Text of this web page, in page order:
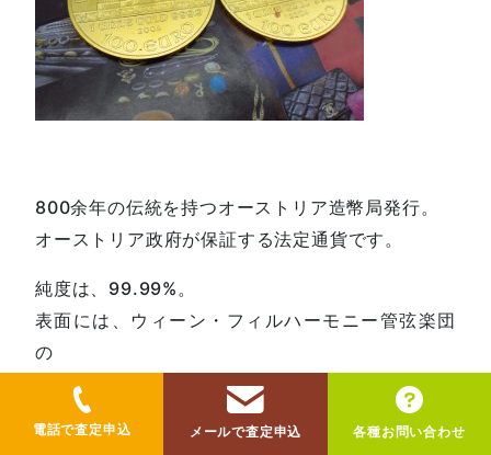
800余年の伝統を持つオーストリア造幣局発行。
オーストリア政府が保証する法定通貨です。
純度は、99.99%。
表面には、ウィーン・フィルハーモニー管弦楽団
の
定期演奏会場の「楽友協会：黄金の間のパイプオ
ルガン」
電話で査定申込 メールで査定申込 各種お問い合わせ